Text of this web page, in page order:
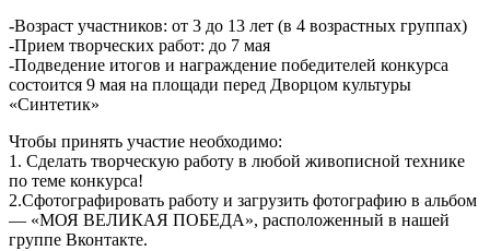
-Возраст участников: от 3 до 13 лет (в 4 возрастных группах)
-Прием творческих работ: до 7 мая
-Подведение итогов и награждение победителей конкурса
состоится 9 мая на площади перед Дворцом культуры
«Синтетик»
Чтобы принять участие необходимо:
1. Сделать творческую работу в любой живописной технике
по теме конкурса!
2.Сфотографировать работу и загрузить фотографию в альбом
— «МОЯ ВЕЛИКАЯ ПОБЕДА», расположенный в нашей
группе Вконтакте.